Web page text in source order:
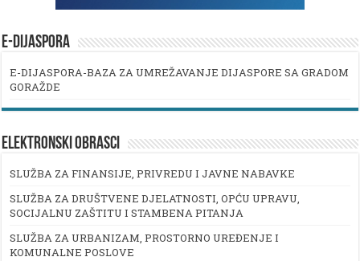
E-DIJASPORA
E-DIJASPORA-BAZA ZA UMREŽAVANJE DIJASPORE SA GRADOM
GORAŽDE
ELEKTRONSKI OBRASCI
SLUŽBA ZA FINANSIJE, PRIVREDU I JAVNE NABAVKE
SLUŽBA ZA DRUŠTVENE DJELATNOSTI, OPĆU UPRAVU,
SOCIJALNU ZAŠTITU I STAMBENA PITANJA
SLUŽBA ZA URBANIZAM, PROSTORNO UREĐENJE I
KOMUNALNE POSLOVE